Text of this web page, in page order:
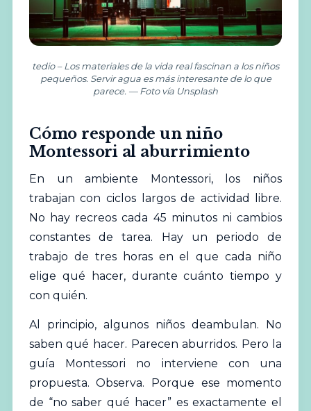
tedio – Los materiales de la vida real fascinan a los niños
pequeños. Servir agua es más interesante de lo que
parece. — Foto vía Unsplash
Cómo responde un niño
Montessori al aburrimiento
En un ambiente Montessori, los niños
trabajan con ciclos largos de actividad
libre.
No hay recreos cada 45 minutos ni cambios
constantes de tarea. Hay un periodo de
trabajo de tres horas en el que cada niño
elige qué hacer, durante cuánto tiempo y
con quién.
Al principio, algunos niños deambulan. No
saben qué hacer. Parecen aburridos. Pero la
guía Montessori no interviene con una
propuesta. Observa. Porque ese momento
de “no saber qué hacer” es exactamente el